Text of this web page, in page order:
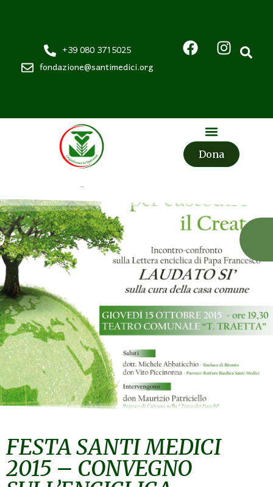
+39 080 3715025
fondazione@santimedici.org
Dona
FESTA SANTI MEDICI
2015 – CONVEGNO